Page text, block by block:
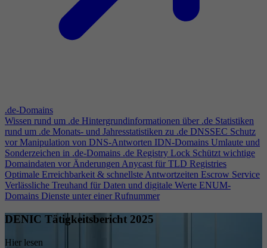
.de-Domains
Wissen rund um .de Hintergrundinformationen über .de Statistiken
rund um .de Monats- und Jahresstatistiken zu .de DNSSEC Schutz
vor Manipulation von DNS-Antworten IDN-Domains Umlaute und
Sonderzeichen in .de-Domains .de Registry Lock Schützt wichtige
Domaindaten vor ÄnderungenAnycast für TLD Registries
Optimale Erreichbarkeit & schnellste Antwortzeiten Escrow Service
Verlässliche Treuhand für Daten und digitale Werte ENUM-
Domains Dienste unter einer Rufnummer
DENIC Tätigkeitsbericht 2025
Hier lesen